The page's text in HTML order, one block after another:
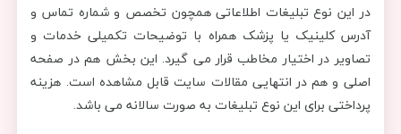
در این نوع تبلیغات اطلاعاتی همچون تخصص و شماره تماس و
آدرس کلینیک یا پزشک همراه با توضیحات تکمیلی خدمات و
تصاویر در اختیار مخاطب قرار می گیرد. این بخش هم در صفحه
اصلی و هم در انتهایی مقالات سایت قابل مشاهده است. هزینه
پرداختی برای این نوع تبلیغات به صورت سالانه می باشد.